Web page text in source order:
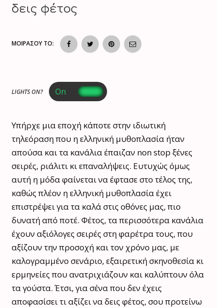
δεις φέτος
ΜΟΙΡΑΣΟΥ ΤΟ:
LIGHTS ON?
Υπήρχε μια εποχή κάποτε στην ιδιωτική
τηλεόραση που η ελληνική μυθοπλασία ήταν
απούσα και τα κανάλια έπαιζαν non stop ξένες
σειρές, ριάλιτι κι επαναλήψεις. Ευτυχώς όμως
αυτή η μόδα φαίνεται να έφτασε στο τέλος της,
καθώς πλέον η ελληνική μυθοπλασία έχει
επιστρέψει για τα καλά στις οθόνες μας, πιο
δυνατή από ποτέ. Φέτος, τα περισσότερα κανάλια
έχουν αξιόλογες σειρές στη φαρέτρα τους, που
αξίζουν την προσοχή και τον χρόνο μας, με
καλογραμμένο σενάριο, εξαιρετική σκηνοθεσία κι
ερμηνείες που ανατριχιάζουν και καλύπτουν όλα
τα γούστα. Έτσι, για σένα που δεν έχεις
αποφασίσει τι αξίζει να δεις φέτος, σου προτείνω